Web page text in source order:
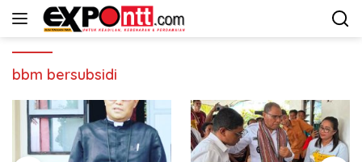
Langsung
bbm bersubsidi